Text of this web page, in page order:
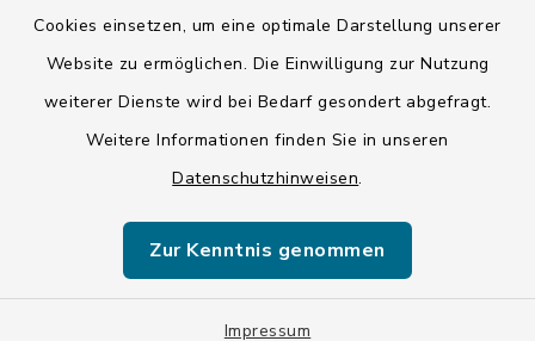
Cookies einsetzen, um eine optimale Darstellung unserer
Website zu ermöglichen. Die Einwilligung zur Nutzung
weiterer Dienste wird bei Bedarf gesondert abgefragt.
Weitere Informationen finden Sie in unseren
Datenschutzhinweisen.
Zur Kenntnis genommen
Impressum
Barrierefreiheit
Impressum
Sitemap
Cookie-Einstellungen